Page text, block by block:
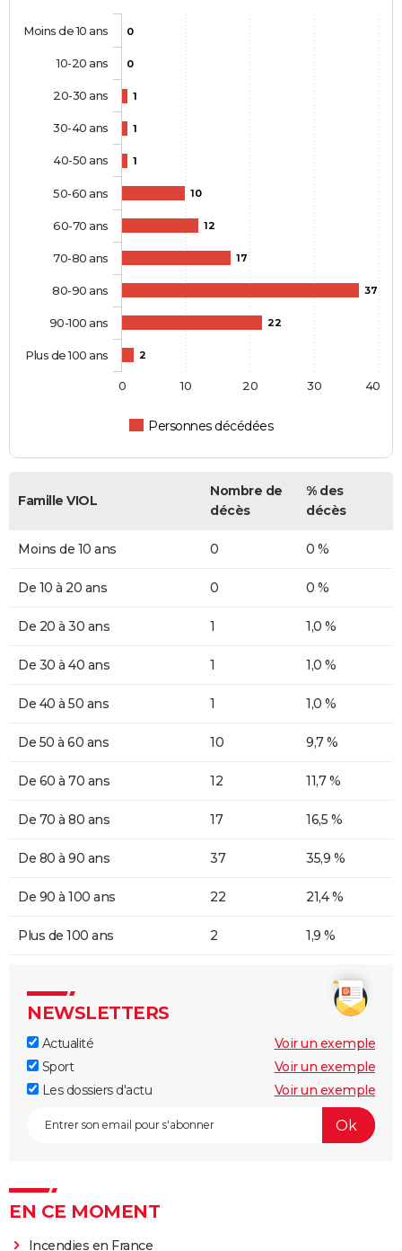
0
0
1
1
1
10
12
17
37
22
2
Personnes décédées
Moins de 10 ans
10-20 ans
20-30 ans
30-40 ans
40-50 ans
50-60 ans
60-70 ans
70-80 ans
80-90 ans
90-100 ans
Plus de 100 ans
0 10 20 30 40
Famille VIOL
Nombre de
décès
% des
décès
Moins de 10 ans 0 0 %
De 10 à 20 ans 0 0 %
De 20 à 30 ans 1 1,0 %
De 30 à 40 ans 1 1,0 %
De 40 à 50 ans 1 1,0 %
De 50 à 60 ans 10 9,7 %
De 60 à 70 ans 12 11,7 %
De 70 à 80 ans 17 16,5 %
De 80 à 90 ans 37 35,9 %
De 90 à 100 ans 22 21,4 %
Plus de 100 ans 2 1,9 %
NEWSLETTERS
Actualité
Voir un exemple
Sport
Voir un exemple
Les dossiers d'actu
Voir un exemple
EN CE MOMENT
Incendies en France